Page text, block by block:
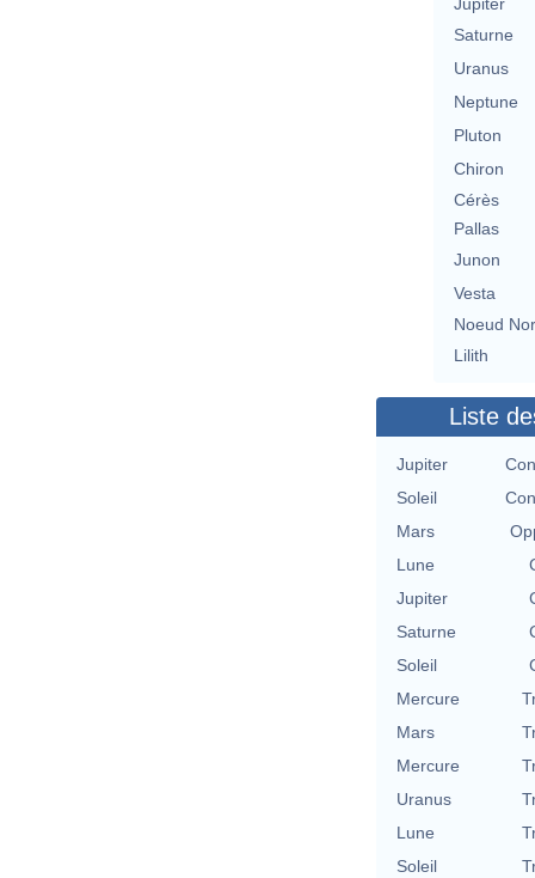
Jupiter
Saturne
Uranus
Neptune
Pluton
Chiron
Cérès
Pallas
Junon
Vesta
Noeud
Lilith
Liste
Jupiter
Soleil
Mars
Lune
Jupiter
Saturne
Soleil
Mercure
Mars
Mercure
Uranus
Lune
Soleil